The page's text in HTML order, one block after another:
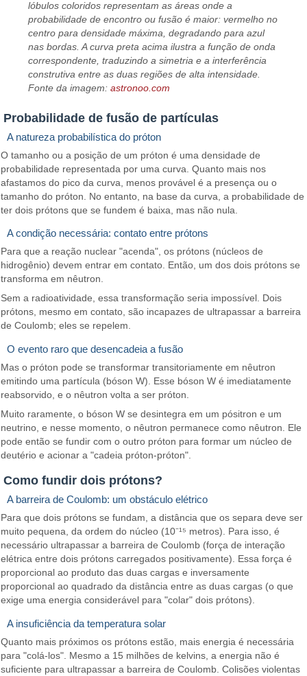
lóbulos coloridos representam as áreas onde a
probabilidade de encontro ou fusão é maior: vermelho no
centro para densidade máxima, degradando para azul
nas bordas. A curva preta acima ilustra a função de onda
correspondente, traduzindo a simetria e a interferência
construtiva entre as duas regiões de alta intensidade.
Fonte da imagem:astronoo.com
Probabilidade de fusão de partículas
A natureza probabilística do próton
O tamanho ou a posição de um próton é uma densidade de
probabilidade representada por uma curva. Quanto mais nos
afastamos do pico da curva, menos provável é a presença ou o
tamanho do próton. No entanto, na base da curva, a probabilidade de
ter dois prótons que se fundem é baixa, mas não nula.
A condição necessária: contato entre prótons
Para que a reação nuclear "acenda", os prótons (núcleos de
hidrogênio) devem entrar em contato. Então, um dos dois prótons se
transforma em nêutron.
Sem a radioatividade, essa transformação seria impossível. Dois
prótons, mesmo em contato, são incapazes de ultrapassar a barreira
de Coulomb; eles se repelem.
O evento raro que desencadeia a fusão
Mas o próton pode se transformar transitoriamente em nêutron
emitindo uma partícula (bóson W). Esse bóson W é imediatamente
reabsorvido, e o nêutron volta a ser próton.
Muito raramente, o bóson W se desintegra em um pósitron e um
neutrino, e nesse momento, o nêutron permanece como nêutron. Ele
pode então se fundir com o outro próton para formar um núcleo de
deutério e acionar a "cadeia próton-próton".
Como fundir dois prótons?
A barreira de Coulomb: um obstáculo elétrico
Para que dois prótons se fundam, a distância que os separa deve ser
muito pequena, da ordem do núcleo (10⁻¹⁵ metros). Para isso, é
necessário ultrapassar a barreira de Coulomb (força de interação
elétrica entre dois prótons carregados positivamente). Essa força é
proporcional ao produto das duas cargas e inversamente
proporcional ao quadrado da distância entre as duas cargas (o que
exige uma energia considerável para "colar" dois prótons).
A insuficiência da temperatura solar
Quanto mais próximos os prótons estão, mais energia é necessária
para "colá-los". Mesmo a 15 milhões de kelvins, a energia não é
suficiente para ultrapassar a barreira de Coulomb. Colisões violentas